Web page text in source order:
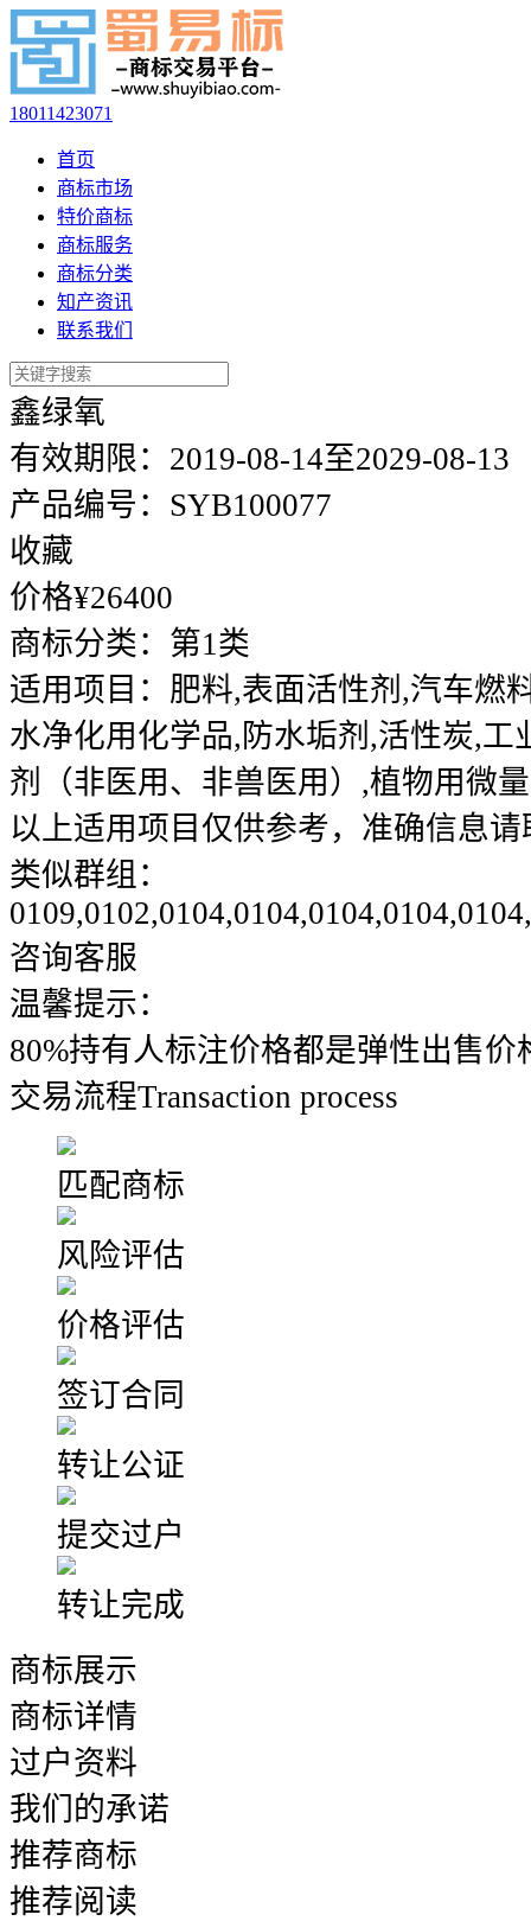
18011423071
首页
商标市场
特价商标
商标服务
商标分类
知产资讯
联系我们
鑫绿氧
有效期限： 2019-08-14至2029-08-13
产品编号： SYB100077
收藏
价格¥26400
商标分类： 第1类
适用项目： 肥料,表面活性剂,汽车燃
水净化用化学品,防水垢剂,活性炭,工
剂（非医用、非兽医用）,植物用微
以上适用项目仅供参考，准确信息
类似群组：
咨询客服
温馨提示：
80%持有人标注价格都是弹性出售
交易流程Transaction process
匹配商标
风险评估
价格评估
签订合同
转让公证
提交过户
转让完成
商标展示
商标详情
过户资料
我们的承诺
推荐商标
推荐阅读